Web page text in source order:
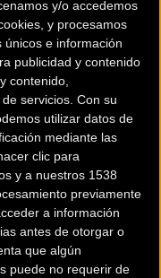
y/o accedemos
y procesamos
e información
publicidad y contenido
contenido,
servicios. Con su
utilizar datos de
mediante las
clic para
y a nuestros 1538
previamente
a información
antes de otorgar o
que algún
puede no requerir de
lleva ya unos meses
de
Faster Wear
sobre estas prendas
y badana altamente
con la última
una segunda piel,